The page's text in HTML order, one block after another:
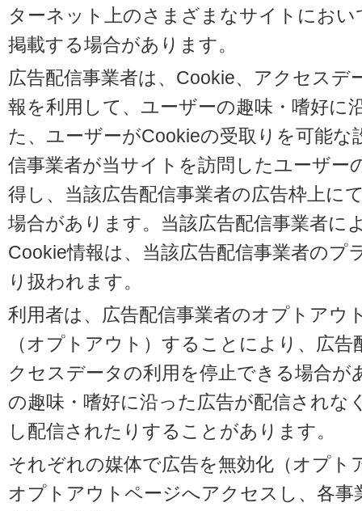
ターネット上のさまざまなサイトにお
掲載する場合があります。
広告配信事業者は、Cookie、アクセスデ
報を利用して、ユーザーの趣味・嗜好に
た、ユーザーがCookieの受取りを可能
信事業者が当サイトを訪問したユーザー
得し、当該広告配信事業者の広告枠上に
場合があります。当該広告配信事業者に
Cookie情報は、当該広告配信事業者のプ
り扱われます。
利用者は、広告配信事業者のオプトアウ
（オプトアウト）することにより、広
クセスデータの利用を停止できる場合が
の趣味・嗜好に沿った広告が配信されな
し配信されたりすることがあります。
それぞれの媒体で広告を無効化（オプト
オプトアウトページへアクセスし、各